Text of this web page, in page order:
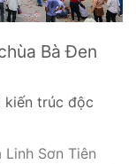
Bà Đen
kiến trúc độc
Sơn Tiên